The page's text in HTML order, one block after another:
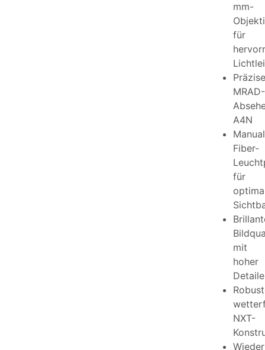
mm-
für
MRAD-
A4N
Manual
Fiber-
für
mit
hoher
NXT-